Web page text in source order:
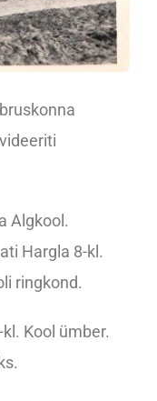
Algkool.
Hargla 8-kl.
ringkond.
Kool ümber.